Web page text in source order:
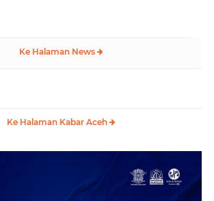
Ke Halaman News
Ke Halaman Kabar Aceh